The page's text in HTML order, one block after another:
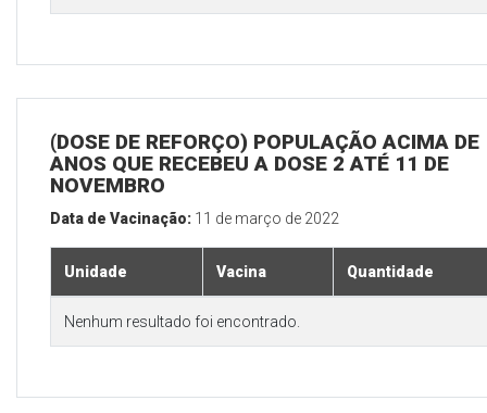
(DOSE DE REFORÇO) POPULAÇÃO ACIMA DE
ANOS QUE RECEBEU A DOSE 2 ATÉ 11 DE
NOVEMBRO
Data de Vacinação: 11 de março de 2022
Unidade Vacina Quantidade
Nenhum resultado foi encontrado.